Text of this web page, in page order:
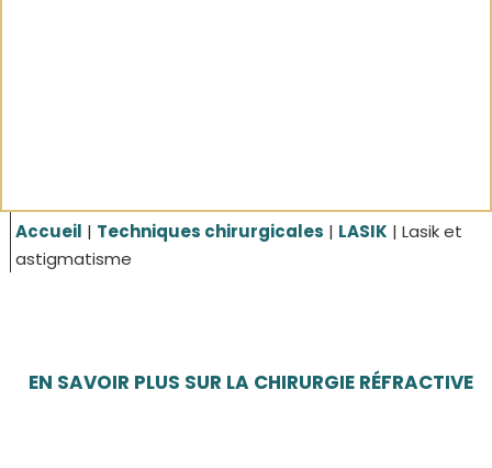
Accueil | Techniques chirurgicales | LASIK |Lasik et
astigmatisme
EN SAVOIR PLUS SUR LA CHIRURGIE RÉFRACTIVE